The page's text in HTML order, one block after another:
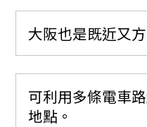
大阪也是既近又方
可利用多條電車
地點。